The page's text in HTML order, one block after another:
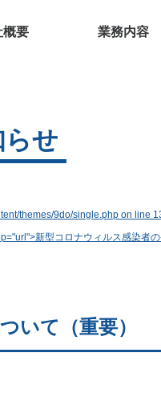
概要 業務内容
らせ
themes/9do/single.php on line
新型コロナウィルス感染者の
いて（重要）